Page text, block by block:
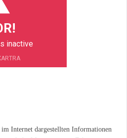
inactive
Internet dargestellten Informationen